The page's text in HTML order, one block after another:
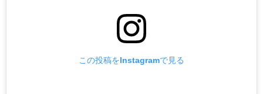
この投稿をInstagramで見る